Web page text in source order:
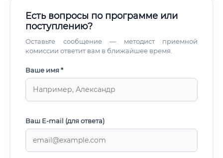
Есть вопросы по программе или
поступлению?
Оставьте сообщение — методист приемной
комиссии ответит вам в ближайшее время.
Ваше имя *
Ваш E-mail (для ответа)